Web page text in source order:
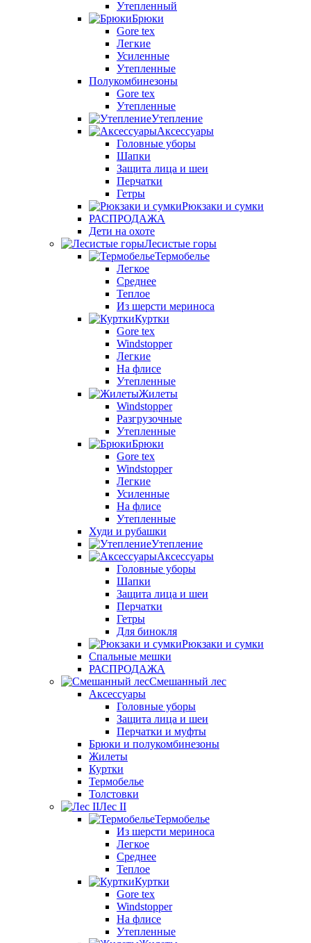
Утепленный
Брюки
Gore tex
Легкие
Усиленные
Утепленные
Полукомбинезоны
Gore tex
Утепленные
Утепление
Аксессуары
Головные уборы
Шапки
Защита лица и шеи
Перчатки
Гетры
Рюкзаки и сумки
РАСПРОДАЖА
Дети на охоте
Лесистые горы
Термобелье
Легкое
Среднее
Теплое
Из шерсти мериноса
Куртки
Gore tex
Windstopper
Легкие
На флисе
Утепленные
Жилеты
Windstopper
Разгрузочные
Утепленные
Брюки
Gore tex
Windstopper
Легкие
Усиленные
На флисе
Утепленные
Худи и рубашки
Утепление
Аксессуары
Головные уборы
Шапки
Защита лица и шеи
Перчатки
Гетры
Для бинокля
Рюкзаки и сумки
Спальные мешки
РАСПРОДАЖА
Смешанный лес
Аксессуары
Головные уборы
Защита лица и шеи
Перчатки и муфты
Брюки и полукомбинезоны
Жилеты
Куртки
Термобелье
Толстовки
Лес II
Термобелье
Из шерсти мериноса
Легкое
Среднее
Теплое
Куртки
Gore tex
Windstopper
На флисе
Утепленные